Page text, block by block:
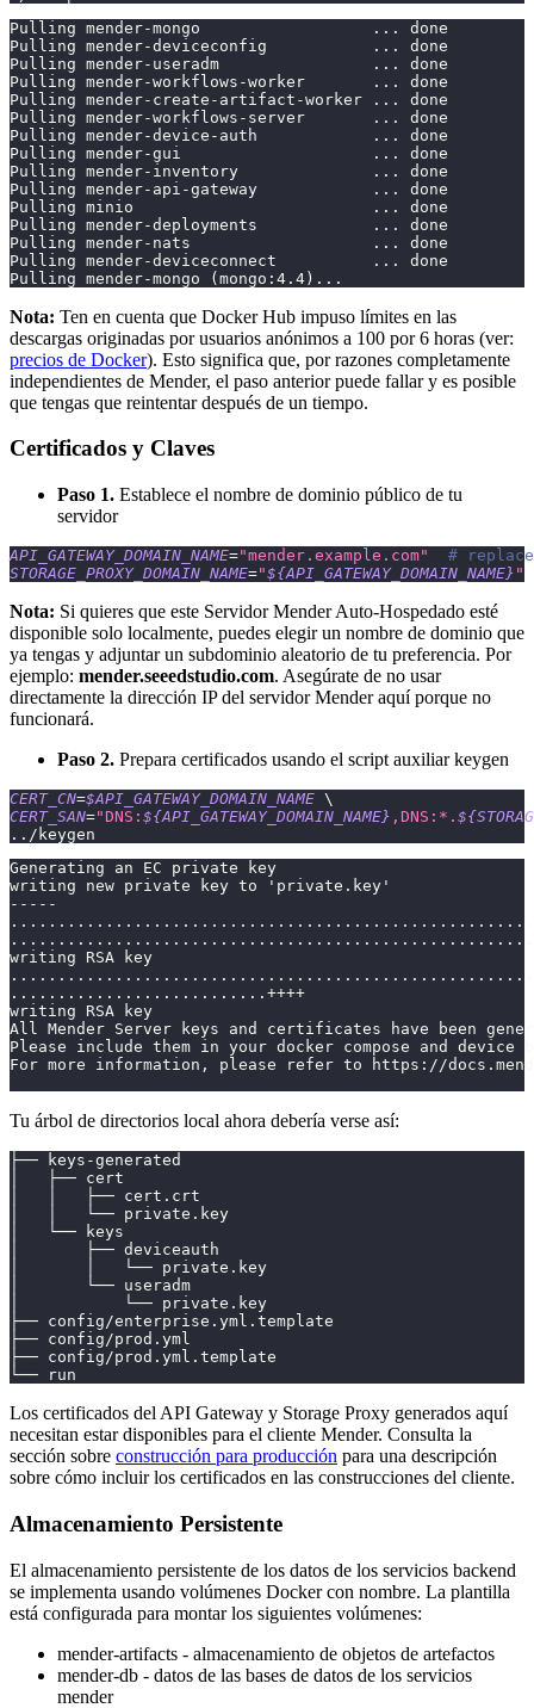
Pulling mender-mongo                  ... done
Pulling mender-deviceconfig           ... done
Pulling mender-useradm                ... done
Pulling mender-workflows-worker       ... done
Pulling mender-create-artifact-worker ... done
Pulling mender-workflows-server       ... done
Pulling mender-device-auth            ... done
Pulling mender-gui                    ... done
Pulling mender-inventory              ... done
Pulling mender-api-gateway            ... done
Pulling minio                         ... done
Pulling mender-deployments            ... done
Pulling mender-nats                   ... done
Pulling mender-deviceconnect          ... done
Pulling mender-mongo (mongo:4.4)...
Nota: Ten en cuenta que Docker Hub impuso límites en las
descargas originadas por usuarios anónimos a 100 por 6 horas (ver:
precios de Docker). Esto significa que, por razones completamente
independientes de Mender, el paso anterior puede fallar y es posible
que tengas que reintentar después de un tiempo.
Certificados y Claves
Paso 1. Establece el nombre de dominio público de tu
servidor
API_GATEWAY_DOMAIN_NAME="mender.example.com"
#
STORAGE_PROXY_DOMAIN_NAME="${API_GATEWAY_DOMAIN_NAME} "
Nota: Si quieres que este Servidor Mender Auto-Hospedado esté
disponible solo localmente, puedes elegir un nombre de dominio que
ya tengas y adjuntar un subdominio aleatorio de tu preferencia. Por
ejemplo: mender.seeedstudio.com. Asegúrate de no usar
directamente la dirección IP del servidor Mender aquí porque no
funcionará.
Paso 2. Prepara certificados usando el script auxiliar keygen
CERT_CN=$API_GATEWAY_DOMAIN_NAME \
CERT_SAN="DNS: ${API_GATEWAY_DOMAIN_NAME} ,DNS:*.
.. /keygen
Generating an EC private key
writing new private key to 'private.key'
-----
writing RSA key
...........................++++
writing RSA key
All Mender Server keys and certificates have been
Please include them in your docker compose and device
For more information, please refer to https://
Tu árbol de directorios local ahora debería verse así:
├── keys-generated
│   ├── cert
│   │   ├── cert.crt
│   │   └── private.key
│   └── keys
│       ├── deviceauth
│       │   └── private.key
│       └── useradm
│           └── private.key
├── config/enterprise.yml.template
├── config/prod.yml
├── config/prod.yml.template
└── run
Los certificados del API Gateway y Storage Proxy generados aquí
necesitan estar disponibles para el cliente Mender. Consulta la
sección sobre construcción para producción para una descripción
sobre cómo incluir los certificados en las construcciones del cliente.
Almacenamiento Persistente
El almacenamiento persistente de los datos de los servicios backend
se implementa usando volúmenes Docker con nombre. La plantilla
está configurada para montar los siguientes volúmenes:
mender-artifacts - almacenamiento de objetos de artefactos
mender-db - datos de las bases de datos de los servicios
mender